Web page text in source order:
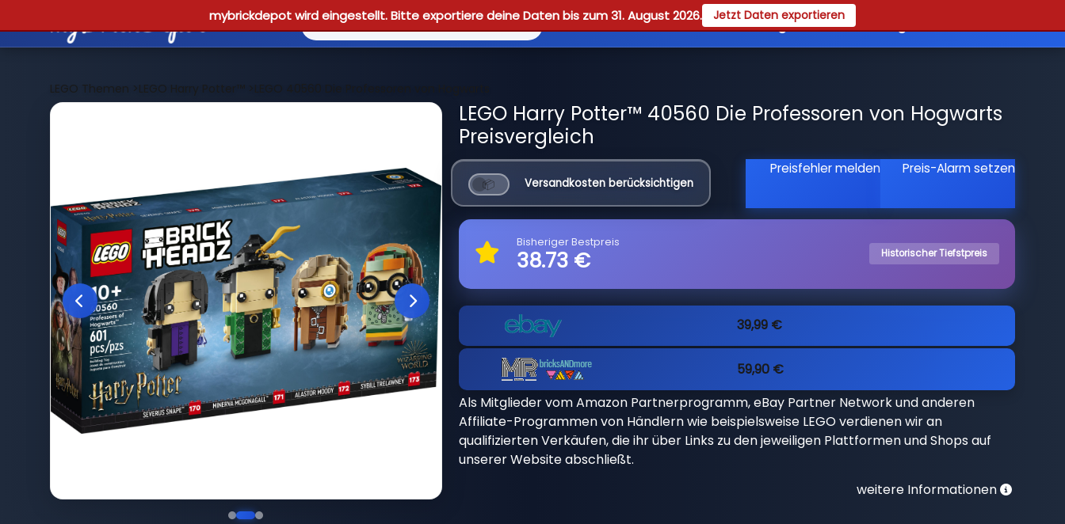
mybrickdepot wird eingestellt. Bitte exportiere deine Daten bis zum 31. August 2026. Jetzt Daten exportieren
Reviews Guides Registrieren
LEGO Themen >LEGO Harry Potter™>LEGO 40560 Die Professoren von Hogwarts
LEGO Harry Potter™ 40560 Die Professoren von Hogwarts
Preisvergleich
Versandkosten berücksichtigen
Preisfehler melden Preis-Alarm setzen
Bisheriger Bestpreis
38.73 € Historischer Tiefstpreis
39,99 €
59,90 €
Als Mitglieder vom Amazon Partnerprogramm, eBay Partner Network und anderen
Affiliate-Programmen von Händlern wie beispielsweise LEGO verdienen wir an
qualifizierten Verkäufen, die ihr über Links zu den jeweiligen Plattformen und Shops auf
unserer Website abschließt.
weitere Informationen